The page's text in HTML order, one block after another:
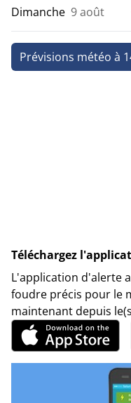
Dimanche 9 août
Prévisions météo à
Téléchargez
L'application d'alerte
foudre précis pour le
maintenant depuis